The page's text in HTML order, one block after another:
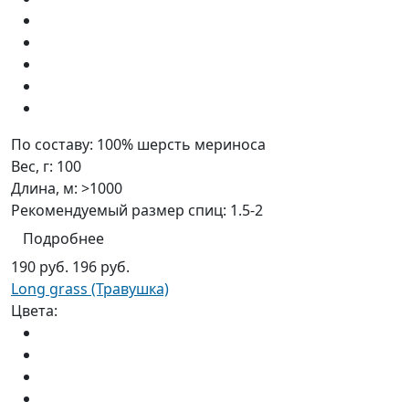
По составу: 100% шерсть мериноса
Вес, г: 100
Длина, м: >1000
Рекомендуемый размер спиц: 1.5-2
Подробнее
190 руб. 196 руб.
Long grass (Травушка)
Цвета: